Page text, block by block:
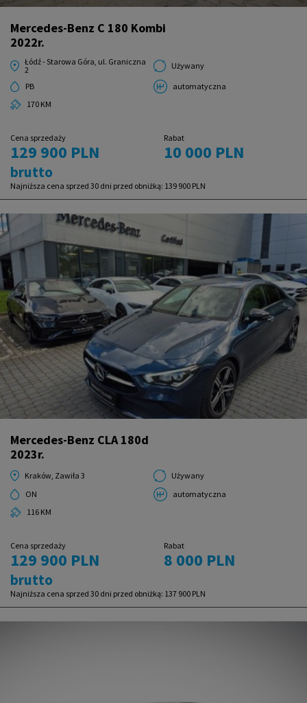
Mercedes-Benz C 180 Kombi
2022r.
Łódź - Starowa Góra, ul. Graniczna
2
Używany
PB
automatyczna
170 KM
Cena sprzedaży
129 900 PLN
brutto
Rabat
10 000 PLN
Najniższa cena sprzed 30 dni przed obniżką: 139 900 PLN
Mercedes-Benz CLA 180d
2023r.
Kraków, Zawiła 3
Używany
ON
automatyczna
116 KM
Cena sprzedaży
129 900 PLN
brutto
Rabat
8 000 PLN
Najniższa cena sprzed 30 dni przed obniżką: 137 900 PLN